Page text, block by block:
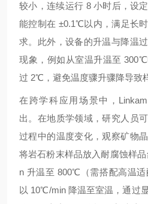
较小，连续运行 8 小时后，设
能控制在 ±0.1℃以内，满足长
求。此外，设备的升温与降温
现象，例如从室温升温至
过 2℃，避免温度骤升骤降导致
在跨学科应用场景中，
出。在地质学领域，研究人员
过程中的温度变化，观察矿物
将岩石粉末样品放入耐腐蚀样
n 升温至 800℃（需搭配高温
以 10℃/min 降温至室温，通过